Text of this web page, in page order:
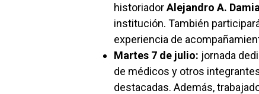
historiadorAlejandro A.
institución. También
experiencia de
Martes 7 de julio: jornada
de médicos y otros
destacadas. Además,